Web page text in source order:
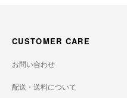
CUSTOMER CARE
お問い合わせ
配送・送料について